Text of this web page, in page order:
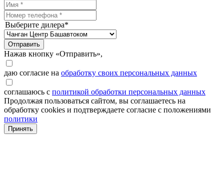
Выберите дилера*
Отправить
Нажав кнопку «Отправить»,
даю согласие на обработку своих персональных данных
соглашаюсь с политикой обработки персональных данных
Продолжая пользоваться сайтом, вы соглашаетесь на
обработку cookies и подтверждаете согласие с положениями
политики
Принять